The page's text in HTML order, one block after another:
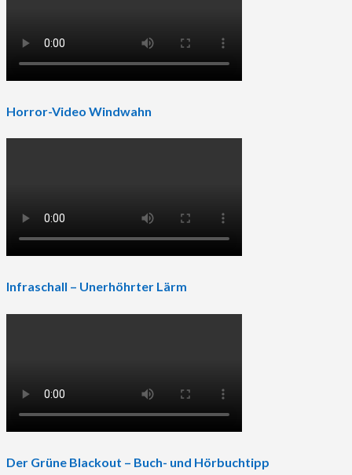
Horror-Video Windwahn
Infraschall – Unerhöhrter Lärm
Der Grüne Blackout – Buch- und Hörbuchtipp